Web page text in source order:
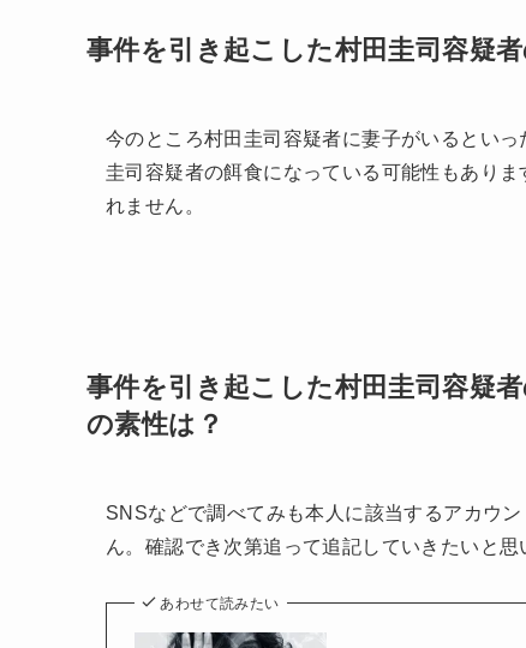
事件を引き起こした村田圭司容疑
今のところ村田圭司容疑者に妻子がいるとい
圭司容疑者の餌食になっている可能性もあり
れません。
事件を引き起こした村田圭司容疑
の素性は？
SNSなどで調べてみも本人に該当するアカウ
ん。確認でき次第追って追記していきたいと思
あわせて読みたい